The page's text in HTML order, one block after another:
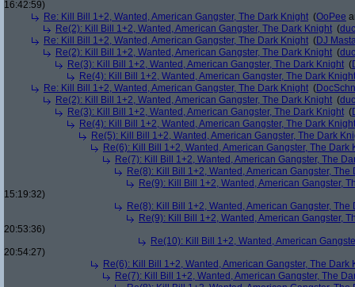
16:42:59)
Re: Kill Bill 1+2, Wanted, American Gangster, The Dark Knight (OoPee
Re(2): Kill Bill 1+2, Wanted, American Gangster, The Dark Knight (
Re: Kill Bill 1+2, Wanted, American Gangster, The Dark Knight (DJ
Re(2): Kill Bill 1+2, Wanted, American Gangster, The Dark Knight (
Re(3): Kill Bill 1+2, Wanted, American Gangster, The Dark Knight (
Re(4): Kill Bill 1+2, Wanted, American Gangster, The Dark Knight
Re: Kill Bill 1+2, Wanted, American Gangster, The Dark Knight (
Re(2): Kill Bill 1+2, Wanted, American Gangster, The Dark Knight (
Re(3): Kill Bill 1+2, Wanted, American Gangster, The Dark Knight (
Re(4): Kill Bill 1+2, Wanted, American Gangster, The Dark Knight
Re(5): Kill Bill 1+2, Wanted, American Gangster, The Dark
Re(6): Kill Bill 1+2, Wanted, American Gangster, The Dark
Re(7): Kill Bill 1+2, Wanted, American Gangster, The
Re(8): Kill Bill 1+2, Wanted, American Gangster, The
Re(9): Kill Bill 1+2, Wanted, American Gangster,
15:19:32)
Re(8): Kill Bill 1+2, Wanted, American Gangster, The
Re(9): Kill Bill 1+2, Wanted, American Gangster,
20:53:36)
Re(10): Kill Bill 1+2, Wanted, American
20:54:27)
Re(6): Kill Bill 1+2, Wanted, American Gangster, The Dark
Re(7): Kill Bill 1+2, Wanted, American Gangster, The